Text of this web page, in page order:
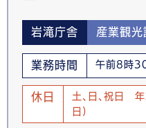
岩滝庁舎 産業観光
業務時間 午前8時
休日
土、日、祝日
日)